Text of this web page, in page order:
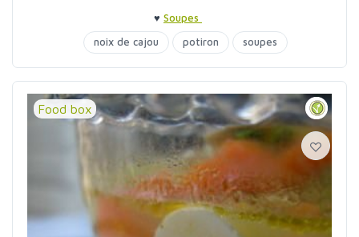
♥ Soupes
noix de cajou
potiron soupes
Food box